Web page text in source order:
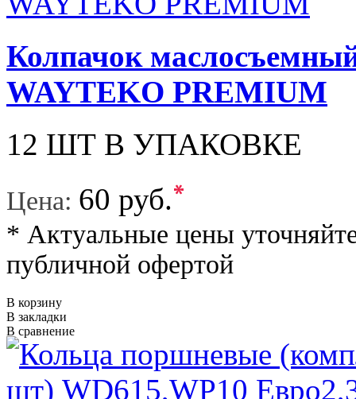
Колпачок
WAYTEKO PREMIUM
12 ШТ В УПАКОВКЕ
Цена: 60 руб.*
* Актуальные цены
публичной офертой
В корзину
В закладки
В сравнение